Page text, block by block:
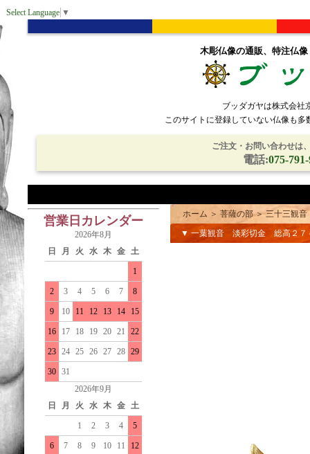
Select Language ▼
木彫仏像の通販、特注仏
ブッダガヤは株式会社
このサイトに登録していない仏像も
ご注文・お問い合わせは
電話:075-
営業日カレンダー
2026年8月
日
月 火 水 木 金 土
1
2 3 4 5 6 7 8
9 10 11 12 13 14 15
16 17 18 19 20 21 22
23 24 25 26 27 28 29
30 31
2026年9月
日
月 火 水 木 金 土
1 2 3 4 5
6 7 8 9 10 11 12
ホーム ＞ 菩薩の部＞三十三観音
▼ 一葉観音 淡彩切金 総高２